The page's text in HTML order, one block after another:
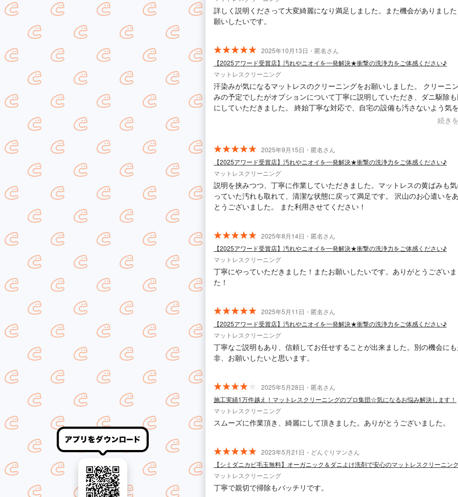
詳しく説明くださって大変綺麗になり満足しました。また機会がありまし
願いしたいです。
2025年10月13日・匿名さん
【2025アワード受賞店】汚れやニオイを一発解決★衝撃の洗浄力をご体感ください♪
マットレスクリーニング
汗染みが気になるマットレスのクリーニングをお願いしました。 クリーニ
みの予定でしたがオプションについて丁寧に説明していただき、ダニ駆除
にしていただきました。 終始丁寧な対応で、自宅の設備も汚さないよう気
続き
2025年9月15日・匿名さん
【2025アワード受賞店】汚れやニオイを一発解決★衝撃の洗浄力をご体感ください♪
マットレスクリーニング
説明を挟みつつ、丁寧に作業していただきました。マットレスの黄ばみも
っていた汚れも取れて、清潔な状態に戻って満足です。 沢山のお心遣いを
とうございました。 また利用させてください！
2025年8月14日・匿名さん
【2025アワード受賞店】汚れやニオイを一発解決★衝撃の洗浄力をご体感ください♪
マットレスクリーニング
丁寧にやっていただきました！またお願いしたいです。ありがとうござい
た！
2025年5月11日・匿名さん
【2025アワード受賞店】汚れやニオイを一発解決★衝撃の洗浄力をご体感ください♪
マットレスクリーニング
丁寧なご説明もあり、信頼してお任せすることが出来ました。別の機会に
非、お願いしたいと思います。
2025年5月28日・匿名さん
施工実績1万件越え！マットレスクリーニングのプロ集団☆気になるお悩み解決します！
マットレスクリーニング
スムーズに作業頂き、綺麗にして頂きました。ありがとうございました。
2023年5月21日・どんぐりマンさん
【シミダニカビ毛玉無料】オーガニック＆ダニよけ洗剤で安心のマットレスクリーニン
マットレスクリーニング
丁寧で親切で掃除もバッチリです。